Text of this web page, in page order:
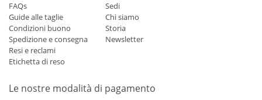
FAQs
Guide alle taglie
Condizioni buono
Spedizione e consegna
Resi e reclami
Etichetta di reso
Sedi
Chi siamo
Storia
Newsletter
Le nostre modalità di pagamento